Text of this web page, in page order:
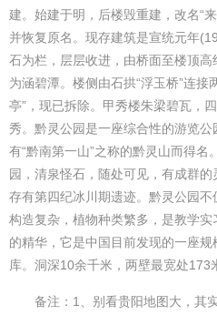
建。始建于明，后楼毁重建，改名“
并恢复原名。现存建筑是宣统元年
石为栏，层层收进，由桥面至楼顶
为涵碧潭。楼侧由石拱“浮玉桥”连接
亭”，现已拆除。甲秀楼朱梁碧瓦，
秀。黔灵公园是一座综合性的游览
有“黔南第一山”之称的黔灵山而得名
园，清泉怪石，随处可见，有成群
存有第四纪冰川期遗迹。黔灵公园
构造复杂，植物种类繁多，是教学
的精华，它是中国目前发现的一座
库。洞深10余千米，两壁最宽处173
备注：1、别看贵阳地图大，其